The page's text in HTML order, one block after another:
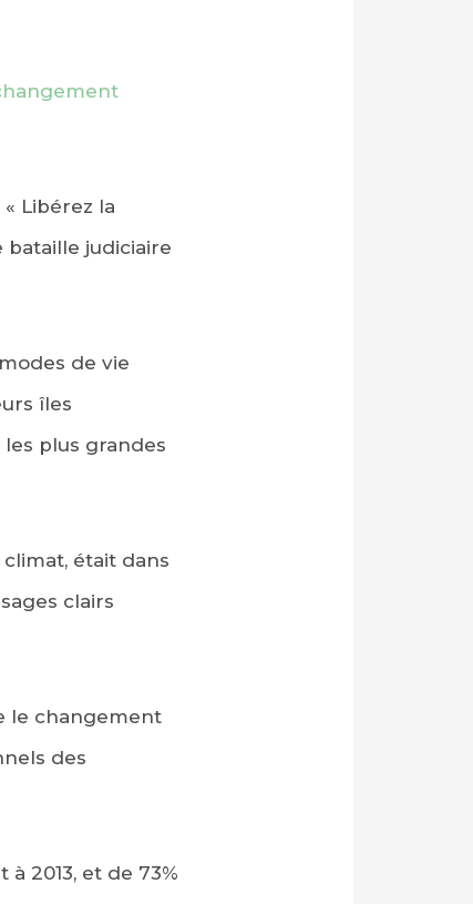
Libérez la
bataille judiciaire
de vie
îles
les plus grandes
était dans
clairs
le changement
des
2013, et de 73%